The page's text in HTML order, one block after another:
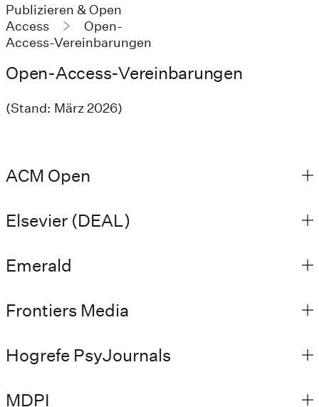
Publizieren & Open
Access
Open-
Access-Vereinbarungen
Open-Access-Vereinbarungen
(Stand: März 2026)
ACM Open
Elsevier (DEAL)
Emerald
Frontiers Media
Hogrefe PsyJournals
MDPI